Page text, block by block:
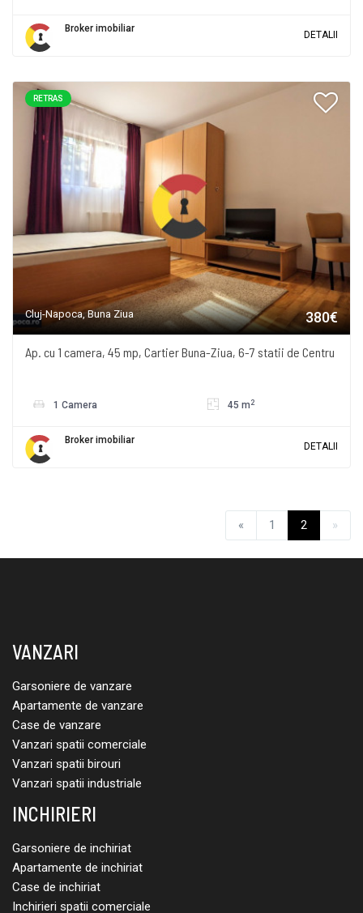
Broker imobiliar
DETALII
RETRAS
Cluj-Napoca, Buna Ziua 380€
Ap. cu 1 camera, 45 mp, Cartier Buna-Ziua, 6-7 statii de Centru
1 Camera 45 m 2
Broker imobiliar
DETALII
« 1 2 »
VANZARI
Garsoniere de vanzare
Apartamente de vanzare
Case de vanzare
Vanzari spatii comerciale
Vanzari spatii birouri
Vanzari spatii industriale
INCHIRIERI
Garsoniere de inchiriat
Apartamente de inchiriat
Case de inchiriat
Inchirieri spatii comerciale